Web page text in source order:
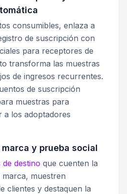
consumibles, enlaza a
de suscripción con
para receptores de
transforma las muestras
de ingresos recurrentes.
de suscripción
muestras para
a los adoptadores
y prueba social
de destino que cuenten la
marca, muestren
clientes y destaquen la